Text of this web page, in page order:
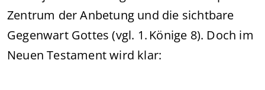
Zentrum der Anbetung und die sichtbare
Gegenwart Gottes (vgl. 1. Könige 8). Doch im
Neuen Testament wird klar: